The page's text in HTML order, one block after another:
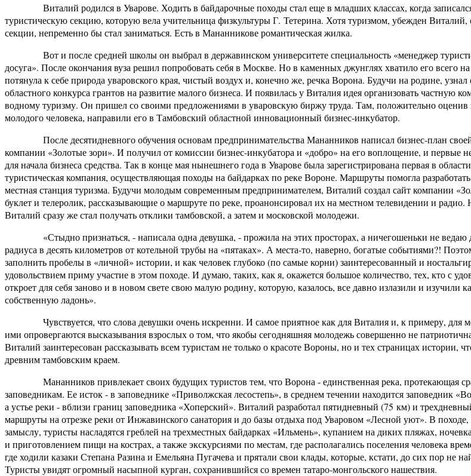
Виталий родился в Уварове. Ходить в байдарочные походы стал еще в младших классах, когда
туристическую секцию, которую вела учительница физкультуры Г. Тетерина. Хотя туризмом, убежден Виталий,
секции, непременно бы стал заниматься. Есть в Мананникове романтическая жилка.
Вот и после средней школы он выбрал в державинском университете специальность «менеджер
досуга». После окончания вуза решил попробовать себя в Москве. Но в каменных джунглях хватило его всего
потянула к себе природа уваровского края, чистый воздух и, конечно же, речка Ворона. Будучи на родине,
областного конкурса грантов на развитие малого бизнеса. И появилась у Виталия идея организовать частную
водному туризму. Он пришел со своими предложениями в уваровскую биржу труда. Там, положительно оценив
молодого человека, направили его в Тамбовский областной инновационный бизнес-инкубатор.
После десятидневного обучения основам предпринимательства Мананников написал бизнес-план
компании «Золотые зори». И получил от комиссии бизнес-инкубатора и «добро» на его воплощение, и первые
для начала бизнеса средства. Так в конце мая нынешнего года в Уварове была зарегистрирована первая в
туристическая компания, осуществляющая походы на байдарках по реке Вороне. Маршруты помогла
местная станция туризма. Будучи молодым современным предпринимателем, Виталий создал сайт компании
буклет и телеролик, рассказывающие о маршруте по реке, проанонсировал их на местном телевидении и радио.
Виталий сразу же стал получать отклики тамбовской, а затем и московской молодежи.
«Стыдно признаться, - написала одна девушка, - прожила на этих просторах, а ничегошеньки не ведаю
радиуса в десять километров от котельной трубы на «пятаках». А места-то, наверно, богатые событиями?!
заполнить пробелы в «личной» истории, и как человек глубоко (по самые корни) заинтересованный и
удовольствием приму участие в этом походе. И думаю, таких, как я, окажется большое количество, тех, кто с
откроет для себя заново и в новом свете свою малую родину, которую, казалось, все давно излазили и изучили
собственную ладонь».
Чувствуется, что слова девушки очень искренни. И самое приятное как для Виталия и, к примеру, для
ими опровергаются высказывания взрослых о том, что якобы сегодняшняя молодежь совершенно не
Виталий заинтересован рассказывать всем туристам не только о красоте Вороны, но и тех страницах истории,
древним тамбовским краем.
Мананников привлекает своих будущих туристов тем, что Ворона - единственная река, протекающая
заповедникам. Ее исток - в заповеднике «Приволжская лесостепь», в среднем течении находится заповедник
а устье реки - вблизи границ заповедника «Хоперский». Виталий разработал пятидневный (75 км) и
маршруты на отрезке реки от Инжавинского санатория и до базы отдыха под Уваровом «Лесной уют». В походе,
замыслу, туристы насладятся греблей на трехместных байдарках «Ильмень», купанием на диких пляжах,
и приготовлением пищи на кострах, а также экскурсиями по местам, где располагались поселения человека
где ходили казаки Степана Разина и Емельяна Пугачева и прятали свои клады, которые, кстати, до сих пор не
Туристы увидят огромный насыпной курган, сохранившийся со времен татаро-монгольского нашествия.